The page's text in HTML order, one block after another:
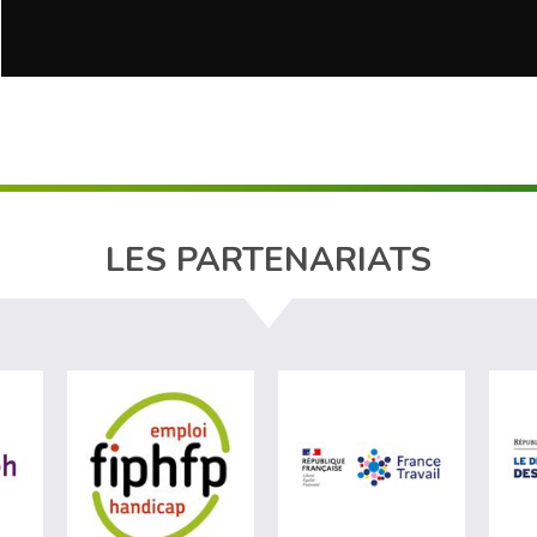
LES PARTENARIATS
du travail (nouvelle fenêtre)
visiter les site de Agefiph (nouvelle fenêtre)visiter les site de Fiphfp (nouvellevisiter les